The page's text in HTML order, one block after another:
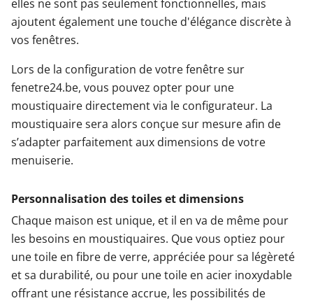
elles ne sont pas seulement fonctionnelles, mais
ajoutent également une touche d'élégance discrète à
vos fenêtres.
Lors de la configuration de votre fenêtre sur
fenetre24.be, vous pouvez opter pour une
moustiquaire directement via le configurateur. La
moustiquaire sera alors conçue sur mesure afin de
s’adapter parfaitement aux dimensions de votre
menuiserie.
Personnalisation des toiles et dimensions
Chaque maison est unique, et il en va de même pour
les besoins en moustiquaires. Que vous optiez pour
une toile en fibre de verre, appréciée pour sa légèreté
et sa durabilité, ou pour une toile en acier inoxydable
offrant une résistance accrue, les possibilités de